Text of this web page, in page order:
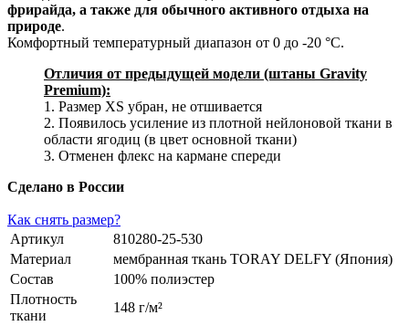
фрирайда, а также для обычного активного отдыха на
природе.
Комфортный температурный диапазон от 0 до -20 °С.
Отличия от предыдущей модели (штаны Gravity
Premium):
1. Размер XS убран, не отшивается
2. Появилось усиление из плотной нейлоновой ткани в
области ягодиц (в цвет основной ткани)
3. Отменен флекс на кармане спереди
Сделано в России
Как снять размер?
Артикул
810280-25-530
Материал
мембранная ткань TORAY DELFY (Япония)
Состав
100% полиэстер
Плотность
ткани
148 г/м²